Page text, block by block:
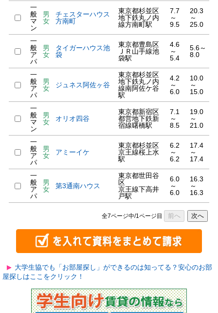
一
般
マ
ン
男
女
チェスターハウス
方南町
東京都杉並区
地下鉄丸ノ内
線方南町駅
7.7
～
9.5
20.3
～
25.0
一
般
ア
パ
男
女
タイガーハウス池
袋
東京都豊島区
ＪＲ山手線池
袋駅
4.6
～
5.4
5.6～
8.0
一
般
ア
パ
男
女
ジュネス阿佐ヶ谷
東京都杉並区
地下鉄丸ノ内
線南阿佐ケ谷
駅
4.2
～
6.0
10.0
～
15.0
一
般
マ
ン
男
女
オリオ四谷
東京都新宿区
都営地下鉄新
宿線曙橋駅
7.1
～
8.5
19.0
～
21.0
一
般
ア
パ
男
女
アミーイケ
東京都杉並区
京王線桜上水
駅
6.2
～
6.2
17.4
～
17.4
一
般
ア
パ
男
女
第3通南ハウス
東京都世田谷
区
京王線下高井
戸駅
6.0
～
6.0
16.3
～
16.3
全7ページ中/1ページ目 前へ 次へ
大学生協でも「お部屋探し」ができるのは知ってる？安心のお部
屋探しはここをクリック！